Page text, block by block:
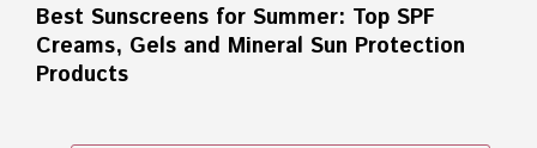
Best Sunscreens for Summer: Top SPF
Creams, Gels and Mineral Sun Protection
Products